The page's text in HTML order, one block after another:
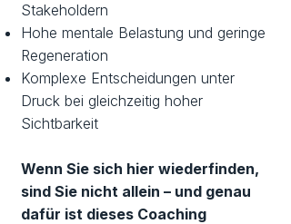
Stakeholdern
Hohe mentale Belastung und geringe
Regeneration
Komplexe Entscheidungen unter
Druck bei gleichzeitig hoher
Sichtbarkeit
Wenn Sie sich hier wiederfinden,
sind Sie nicht allein – und genau
dafür ist dieses Coaching